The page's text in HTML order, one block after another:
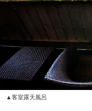
▲客室露天風呂